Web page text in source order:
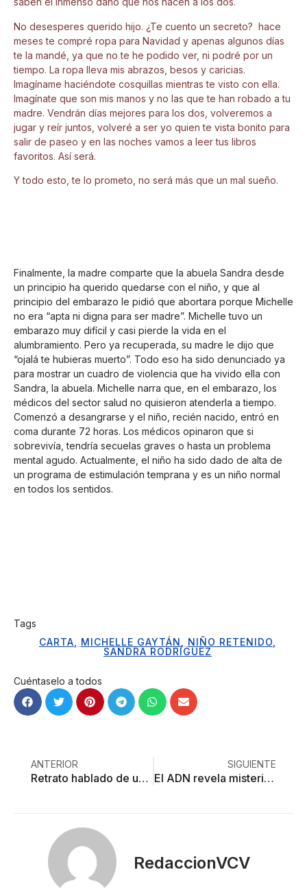
No desesperes querido hijo. ¿Te cuento un secreto? hace
meses te compré ropa para Navidad y apenas algunos días
te la mandé, ya que no te he podido ver, ni podré por un
tiempo. La ropa lleva mis abrazos, besos y caricias.
Imagíname haciéndote cosquillas mientras te visto con ella.
Imagínate que son mis manos y no las que te han robado a tu
madre. Vendrán días mejores para los dos, volveremos a
jugar y reír juntos, volveré a ser yo quien te vista bonito para
salir de paseo y en las noches vamos a leer tus libros
favoritos. Así será.
Y todo esto, te lo prometo, no será más que un mal sueño.
Finalmente, la madre comparte que la abuela Sandra desde
un principio ha querido quedarse con el niño, y que al
principio del embarazo le pidió que abortara porque Michelle
no era “apta ni digna para ser madre”. Michelle tuvo un
embarazo muy difícil y casi pierde la vida en el
alumbramiento. Pero ya recuperada, su madre le dijo que
“ojalá te hubieras muerto”. Todo eso ha sido denunciado ya
para mostrar un cuadro de violencia que ha vivido ella con
Sandra, la abuela. Michelle narra que, en el embarazo, los
médicos del sector salud no quisieron atenderla a tiempo.
Comenzó a desangrarse y el niño, recién nacido, entró en
coma durante 72 horas. Los médicos opinaron que si
sobrevivía, tendría secuelas graves o hasta un problema
mental agudo. Actualmente, el niño ha sido dado de alta de
un programa de estimulación temprana y es un niño normal
en todos los sentidos.
Tags
CARTA
MICHELLE GAYTÁN NIÑO RETENIDO
SANDRA RODRÍGUEZ
Cuéntaselo a todos
ANTERIOR
Retrato hablado de un músico ambulante
SIGUIENTE
El ADN revela misterios de un tambor prehispánico
RedaccionVCV